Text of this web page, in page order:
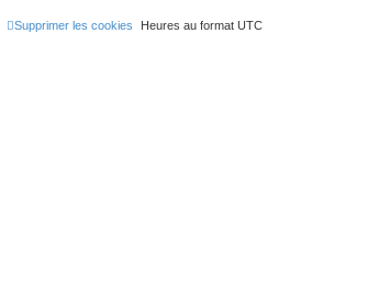
Heures au format UTC
Supprimer les cookies